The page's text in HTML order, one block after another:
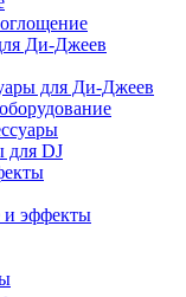
Ди-Джеев
для Ди-Джеев
для DJ
и эффекты